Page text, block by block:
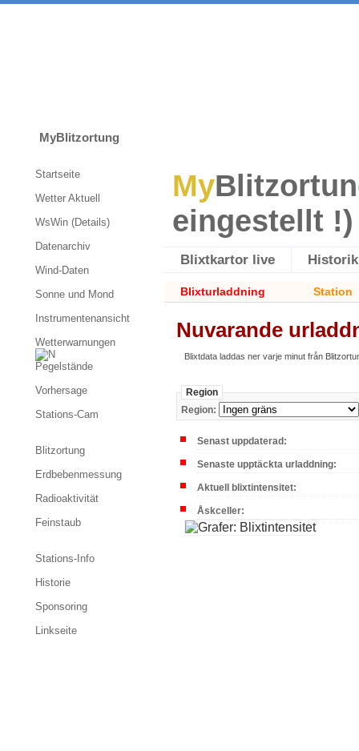
MyBlitzortung
My
eingestellt !)
Blixtkartor live Historik
Blixturladdning Station
Nuvarande
Blixtdata laddas ner varje minut från
Region
Region:
Senast uppdaterad:
Senaste upptäckta urladdning:
Aktuell blixtintensitet:
Åskceller:
Startseite
Wetter Aktuell
WsWin (Details)
Datenarchiv
Wind-Daten
Sonne und Mond
Instrumentenansicht
Wetterwarnungen
Pegelstände
Vorhersage
Stations-Cam
Blitzortung
Erdbebenmessung
Radioaktivität
Feinstaub
Stations-Info
Historie
Sponsoring
Linkseite